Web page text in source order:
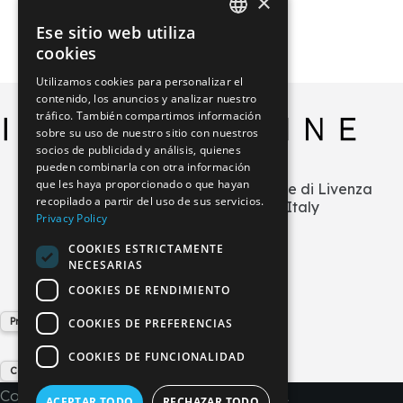
Via L.Zecchetto n.1 – ZI La Salute di Livenza
30029 San Stino di Livenza (VE) Italy
+39 0421 290378
info@imperial-line.com
Privacy Policy
Cookie Policy
Copyright © 2026 - IMPERIAL LINE SRL
ENGLISH
FRENCH
SPANISH
Ese sitio web utiliza
cookies
Utilizamos cookies para personalizar el
contenido, los anuncios y analizar nuestro
tráfico. También compartimos información
sobre su uso de nuestro sitio con nuestros
socios de publicidad y análisis, quienes
pueden combinarla con otra información
que les haya proporcionado o que hayan
recopilado a partir del uso de sus servicios.
Privacy Policy
COOKIES ESTRICTAMENTE
NECESARIAS
COOKIES DE RENDIMIENTO
COOKIES DE PREFERENCIAS
COOKIES DE FUNCIONALIDAD